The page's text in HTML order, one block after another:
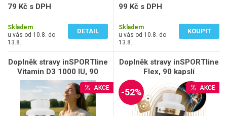
79 Kč s DPH
Skladem
u vás od 10.8. do
13.8.
DETAIL
99 Kč s DPH
Skladem
u vás od 10.8. do
13.8.
KOUPIT
Doplněk stravy inSPORTline
Vitamin D3 1000 IU, 90
kapslí
AKCE
Doplněk stravy inSPORTline
Flex, 90 kapslí
AKCE
-52%